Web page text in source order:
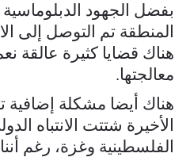
بفضل الجهود الدبلوماسية
المنطقة تم التوصل إلى
هناك قضايا كثيرة عالقة
معالجتها.
هناك أيضا مشكلة
الأخيرة شتتت الانتباه
الفلسطينية وغزة، رغم